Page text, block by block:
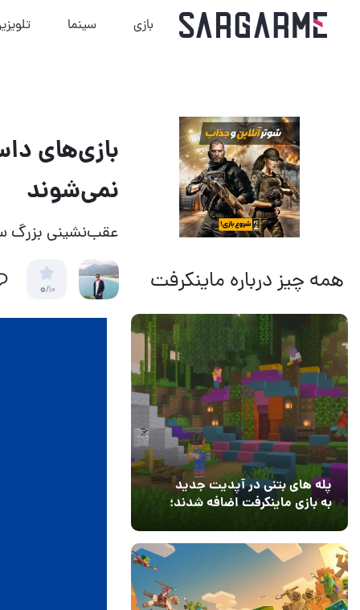
بازی سینما
همه چیز درباره ماینکرفت
پله های بتنی در آپدیت جدید
به بازی ماینکرفت اضافه شدند؛
بازی‌های
نمی‌شوند
عقب‌نشینی بزرگ
0/10